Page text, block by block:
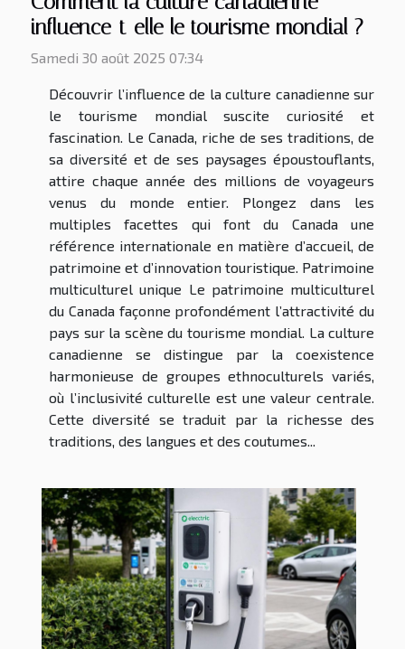
influence-t-elle le tourisme mondial ?
Samedi 30 août 2025 07:34
Découvrir l’influence de la culture canadienne sur
le tourisme mondial suscite curiosité et
fascination. Le Canada, riche de ses traditions, de
sa diversité et de ses paysages époustouflants,
attire chaque année des millions de voyageurs
venus du monde entier. Plongez dans les
multiples facettes qui font du Canada une
référence internationale en matière d’accueil, de
patrimoine et d’innovation touristique. Patrimoine
multiculturel unique Le patrimoine multiculturel
du Canada façonne profondément l’attractivité du
pays sur la scène du tourisme mondial. La culture
canadienne se distingue par la coexistence
harmonieuse de groupes ethnoculturels variés,
où l’inclusivité culturelle est une valeur centrale.
Cette diversité se traduit par la richesse des
traditions, des langues et des coutumes...